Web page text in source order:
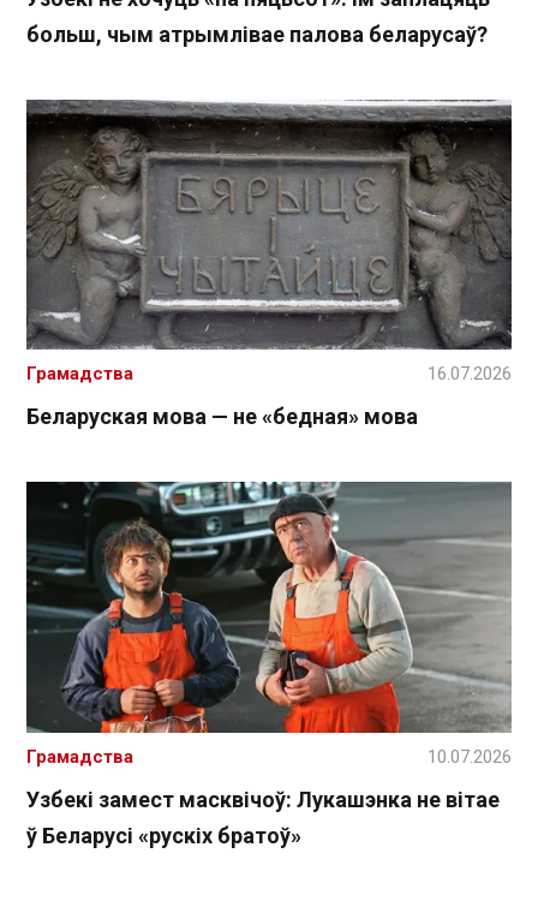
больш, чым атрымлівае палова беларусаў?
Беларуская мова — не «бедная» мова
Грамадства 16.07.2026
Узбекі замест масквічоў: Лукашэнка не вітае
ў Беларусі «рускіх братоў»
Грамадства 10.07.2026